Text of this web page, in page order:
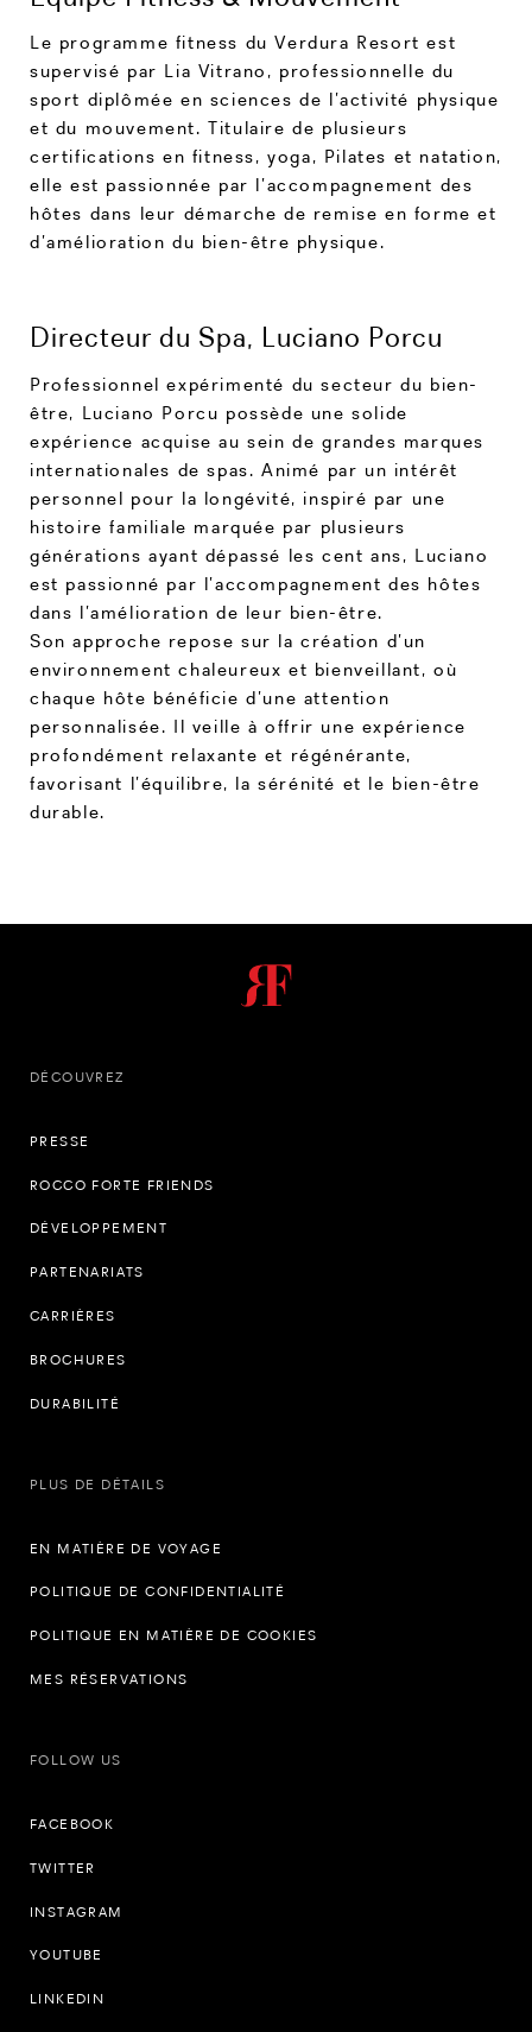
Le programme fitness du Verdura Resort est
supervisé par Lia Vitrano, professionnelle du
sport diplômée en sciences de l’activité physique
et du mouvement. Titulaire de plusieurs
certifications en fitness, yoga, Pilates et natation,
elle est passionnée par l’accompagnement des
hôtes dans leur démarche de remise en forme et
d’amélioration du bien-être physique.
Directeur du Spa, Luciano Porcu
Professionnel expérimenté du secteur du bien-
être, Luciano Porcu possède une solide
expérience acquise au sein de grandes marques
internationales de spas. Animé par un intérêt
personnel pour la longévité, inspiré par une
histoire familiale marquée par plusieurs
générations ayant dépassé les cent ans, Luciano
est passionné par l’accompagnement des hôtes
dans l’amélioration de leur bien-être.
Son approche repose sur la création d’un
environnement chaleureux et bienveillant, où
chaque hôte bénéficie d’une attention
personnalisée. Il veille à offrir une expérience
profondément relaxante et régénérante,
favorisant l’équilibre, la sérénité et le bien-être
durable.
DÉCOUVREZ
PRESSE
ROCCO FORTE FRIENDS
DÉVELOPPEMENT
PARTENARIATS
CARRIÈRES
BROCHURES
DURABILITÉ
PLUS DE DÉTAILS
EN MATIÈRE DE VOYAGE
POLITIQUE DE CONFIDENTIALITÉ
POLITIQUE EN MATIÈRE DE COOKIES
MES RÉSERVATIONS
FOLLOW US
FACEBOOK
TWITTER
INSTAGRAM
YOUTUBE
LINKEDIN